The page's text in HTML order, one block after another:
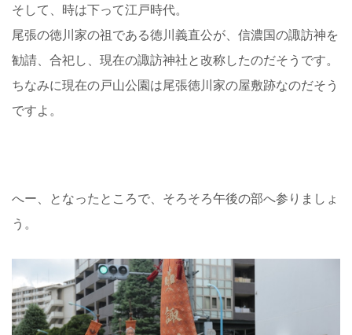
そして、時は下って江戸時代。
尾張の徳川家の祖である徳川義直公が、信濃国の諏訪神を
勧請、合祀し、現在の諏訪神社と改称したのだそうです。
ちなみに現在の戸山公園は尾張徳川家の屋敷跡なのだそう
ですよ。
へー、となったところで、そろそろ午後の部へ参りましょ
う。